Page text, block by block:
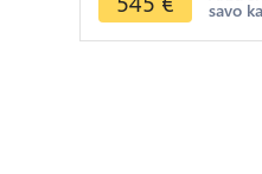
-> Offer
savo